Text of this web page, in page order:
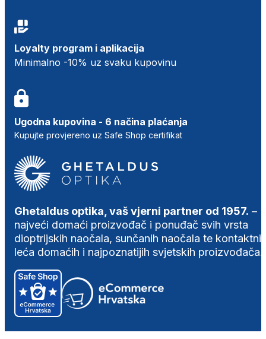
Loyalty program i aplikacija
Minimalno -10% uz svaku kupovinu
Ugodna kupovina - 6 načina plaćanja
Kupujte provjereno uz Safe Shop certifikat
Ghetaldus optika, vaš vjerni partner od 1957. –
najveći domaći proizvođač i ponuđač svih vrsta
dioptrijskih naočala, sunčanih naočala te
leća domaćih i najpoznatijih svjetskih proizvođača.